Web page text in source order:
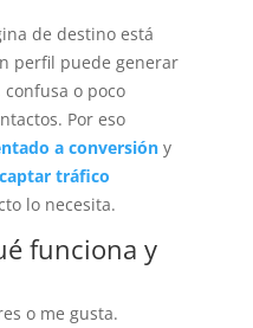
de destino está
perfil puede generar
o poco
Por eso
a conversióny
tráfico
lo necesita.
funciona y
o me gusta.